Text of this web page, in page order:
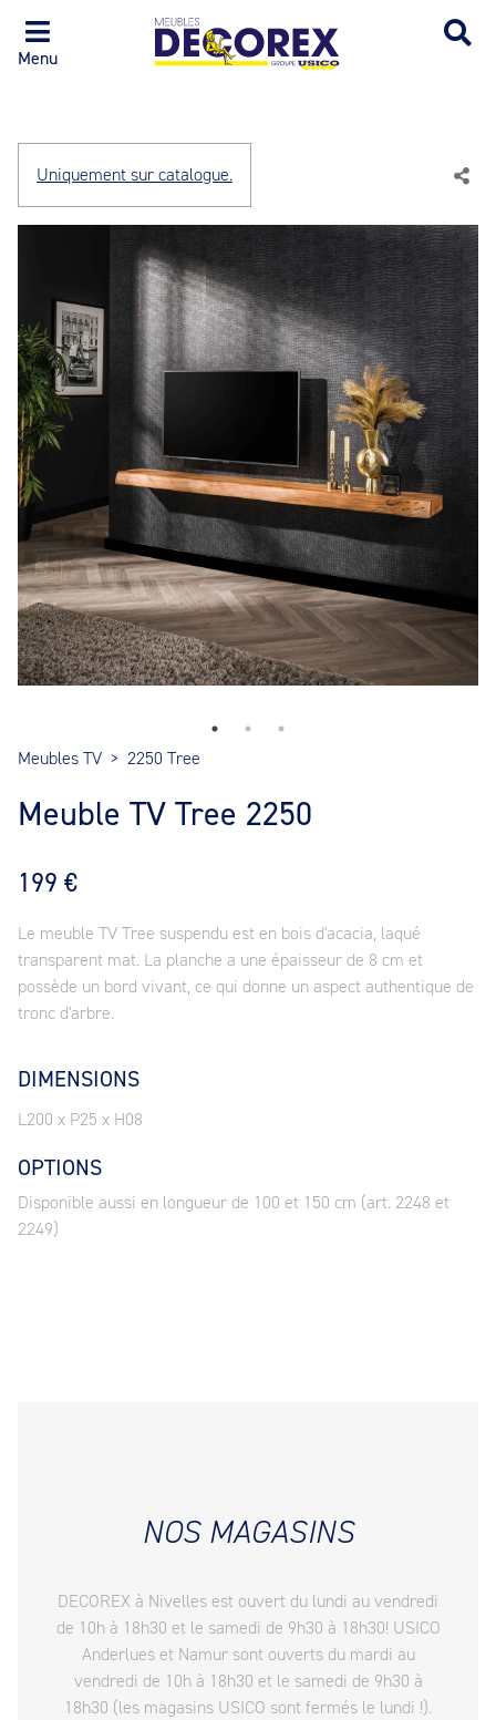
Menu
Uniquement sur catalogue.
Meubles TV > 2250 Tree
Meuble TV Tree 2250
199 €
Le meuble TV Tree suspendu est en bois d'acacia, laqué
transparent mat. La planche a une épaisseur de 8 cm et
possède un bord vivant, ce qui donne un aspect authentique de
tronc d'arbre.
DIMENSIONS
L200 x P25 x H08
OPTIONS
Disponible aussi en longueur de 100 et 150 cm (art. 2248 et
2249)
NOS MAGASINS
DECOREX à Nivelles est ouvert du lundi au vendredi
de 10h à 18h30 et le samedi de 9h30 à 18h30! USICO
Anderlues et Namur sont ouverts du mardi au
vendredi de 10h à 18h30 et le samedi de 9h30 à
18h30 (les magasins USICO sont fermés le lundi !).